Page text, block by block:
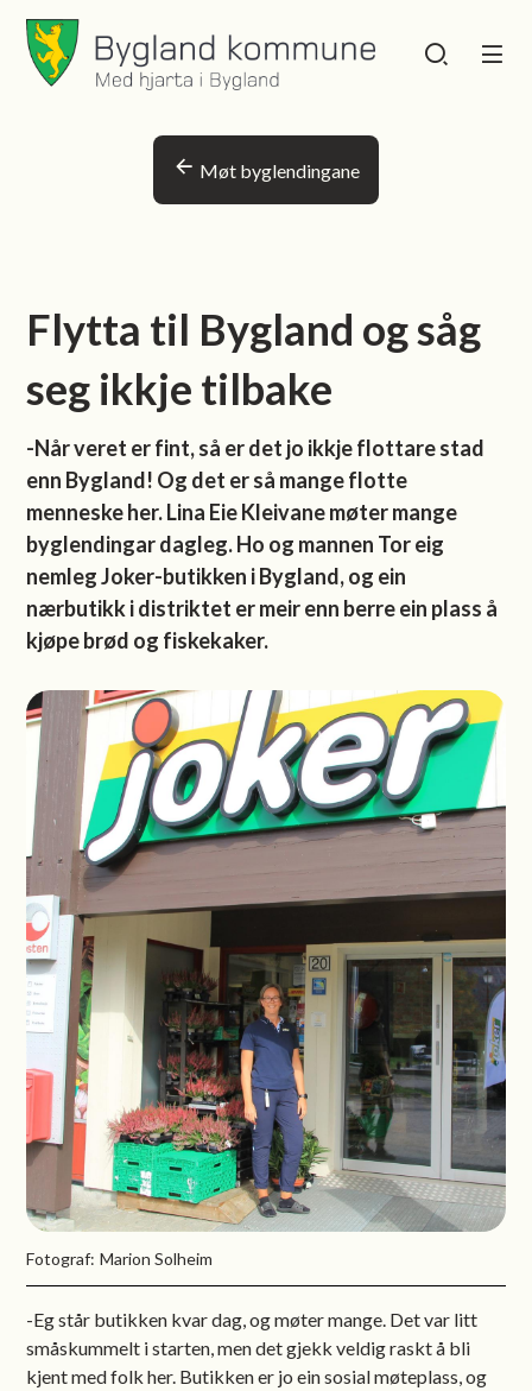
Bygland kommune
Møt byglendingane
Flytta til Bygland og såg
seg ikkje tilbake
-Når veret er fint, så er det jo ikkje flottare stad
enn Bygland! Og det er så mange flotte
menneske her. Lina Eie Kleivane møter mange
byglendingar dagleg. Ho og mannen Tor eig
nemleg Joker-butikken i Bygland, og ein
nærbutikk i distriktet er meir enn berre ein plass å
kjøpe brød og fiskekaker.
Marion Solheim
-Eg står butikken kvar dag, og møter mange. Det var litt
småskummelt i starten, men det gjekk veldig raskt å bli
kjent med folk her. Butikken er jo ein sosial møteplass, og